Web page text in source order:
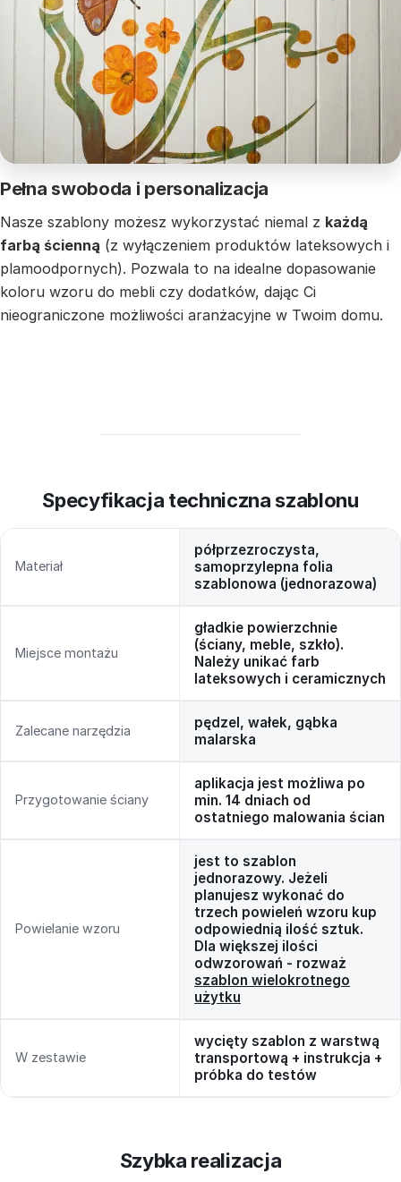
Pełna swoboda i personalizacja
Nasze szablony możesz wykorzystać niemal z każdą
farbą ścienną (z wyłączeniem produktów lateksowych i
plamoodpornych). Pozwala to na idealne dopasowanie
koloru wzoru do mebli czy dodatków, dając Ci
nieograniczone możliwości aranżacyjne w Twoim domu.
Specyfikacja techniczna szablonu
Materiał
półprzezroczysta,
samoprzylepna folia
szablonowa (jednorazowa)
Miejsce montażu
gładkie powierzchnie
(ściany, meble, szkło).
Należy unikać farb
lateksowych i ceramicznych
Zalecane narzędzia
pędzel, wałek, gąbka
malarska
Przygotowanie ściany
aplikacja jest możliwa po
min. 14 dniach od
ostatniego malowania ścian
Powielanie wzoru
jest to szablon
jednorazowy. Jeżeli
planujesz wykonać do
trzech powieleń wzoru kup
odpowiednią ilość sztuk.
Dla większej ilości
odwzorowań - rozważ
szablon wielokrotnego
użytku
W zestawie
wycięty szablon z warstwą
transportową + instrukcja +
próbka do testów
Szybka realizacja